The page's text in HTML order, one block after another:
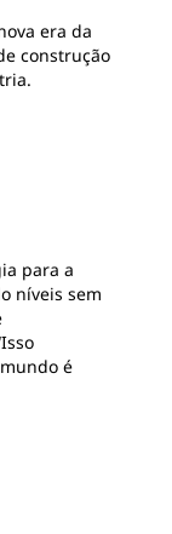
era da
construção
para a
níveis sem
é